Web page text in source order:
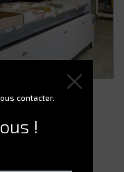
de
et
contacter.
!